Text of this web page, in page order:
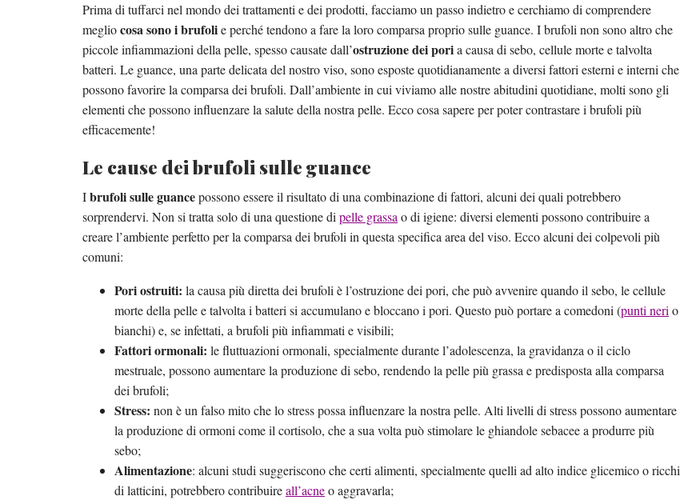
Prima di tuffarci nel mondo dei trattamenti e dei prodotti, facciamo un passo indietro e cerchiamo di comprendere
megliocosa sono i brufolie perché tendono a fare la loro comparsa proprio sulle guance. I brufoli non sono altro che
piccole infiammazioni della pelle, spesso causate dall’ostruzione dei poria causa di sebo, cellule morte e talvolta
batteri. Le guance, una parte delicata del nostro viso, sono esposte quotidianamente a diversi fattori esterni e interni che
possono favorire la comparsa dei brufoli. Dall’ambiente in cui viviamo alle nostre abitudini quotidiane, molti sono gli
elementi che possono influenzare la salute della nostra pelle. Ecco cosa sapere per poter contrastare i brufoli più
efficacemente!
Le cause dei brufoli sulle guance
Ibrufoli sulle guancepossono essere il risultato di una combinazione di fattori, alcuni dei quali potrebbero
sorprendervi. Non si tratta solo di una questione di pelle grassa o di igiene: diversi elementi possono contribuire a
creare l’ambiente perfetto per la comparsa dei brufoli in questa specifica area del viso. Ecco alcuni dei colpevoli più
comuni:
Pori ostruiti: la causa più diretta dei brufoli è l’ostruzione dei pori, che può avvenire quando il sebo, le cellule
morte della pelle e talvolta i batteri si accumulano e bloccano i pori. Questo può portare a comedoni (punti neri o
bianchi) e, se infettati, a brufoli più infiammati e visibili;
Fattori ormonali: le fluttuazioni ormonali, specialmente durante l’adolescenza, la gravidanza o il ciclo
mestruale, possono aumentare la produzione di sebo, rendendo la pelle più grassa e predisposta alla comparsa
dei brufoli;
Stress: non è un falso mito che lo stress possa influenzare la nostra pelle. Alti livelli di stress possono aumentare
la produzione di ormoni come il cortisolo, che a sua volta può stimolare le ghiandole sebacee a produrre più
sebo;
Alimentazione: alcuni studi suggeriscono che certi alimenti, specialmente quelli ad alto indice glicemico o ricchi
di latticini, potrebbero contribuireall’acneo aggravarla;